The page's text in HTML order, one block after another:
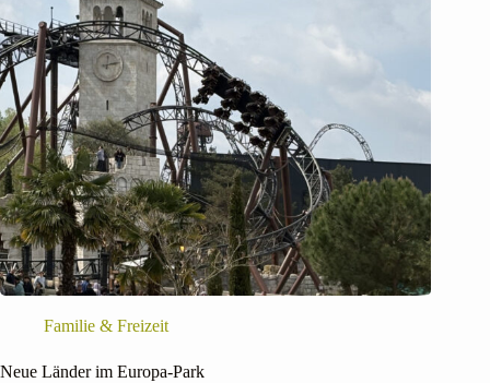
Familie & Freizeit
Neue Länder im Europa-Park